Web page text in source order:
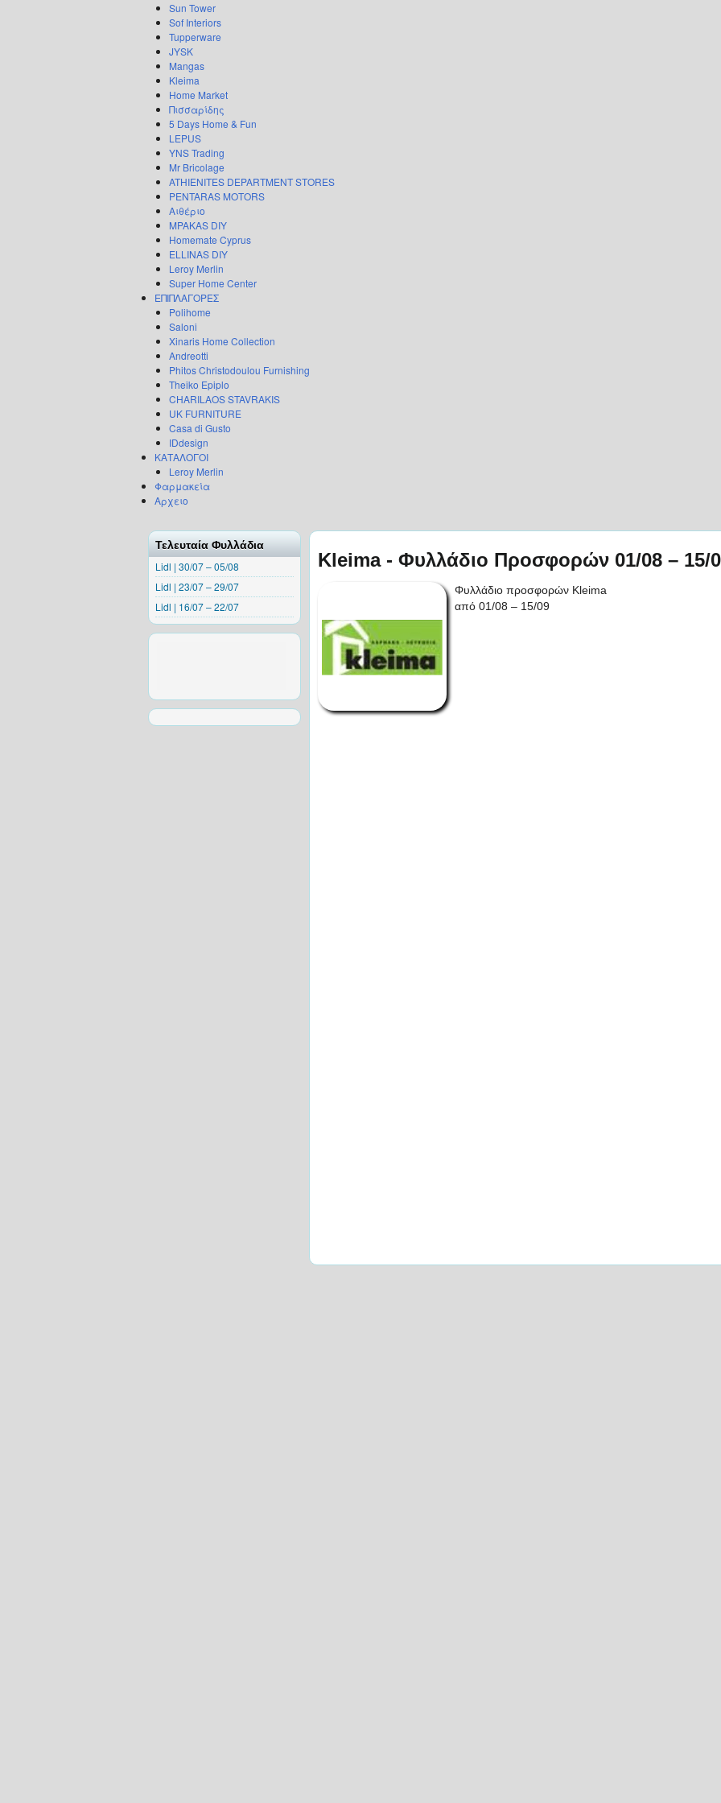
Sun Tower
Sof Interiors
Tupperware
JYSK
Mangas
Kleima
Home Market
Πισσαρίδης
5 Days Home & Fun
LEPUS
YNS Trading
Mr Bricolage
ATHIENITES DEPARTMENT STORES
PENTARAS MOTORS
Αιθέριο
MPAKAS DIY
Homemate Cyprus
ELLINAS DIY
Leroy Merlin
Super Home Center
ΕΠΙΠΛΑΓΟΡΕΣ
Polihome
Saloni
Xinaris Home Collection
Andreotti
Phitos Christodoulou Furnishing
Theiko Epiplo
CHARILAOS STAVRAKIS
UK FURNITURE
Casa di Gusto
IDdesign
ΚΑΤΑΛΟΓΟΙ
Leroy Merlin
Φαρμακεία
Αρχειο
Τελευταία Φυλλάδια
Lidl | 30/07 – 05/08
Lidl | 23/07 – 29/07
Lidl | 16/07 – 22/07
Kleima - Φυλλάδιο Προσφορών 01/08 – 15/
Φυλλάδιο προσφορών Kleima
από 01/08 – 15/09